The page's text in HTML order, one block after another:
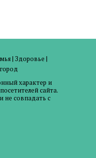
| Здоровье |
характер и
сайта.
не совпадать с